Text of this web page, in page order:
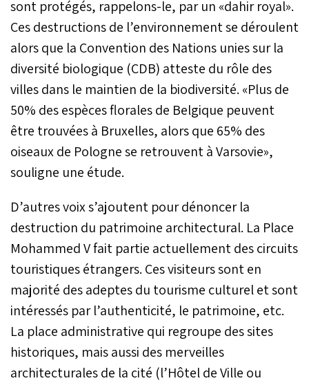
sont protégés, rappelons-le, par un «dahir royal».
Ces destructions de l’environnement se déroulent
alors que la Convention des Nations unies sur la
diversité biologique (CDB) atteste du rôle des
villes dans le maintien de la biodiversité. «Plus de
50% des espèces florales de Belgique peuvent
être trouvées à Bruxelles, alors que 65% des
oiseaux de Pologne se retrouvent à Varsovie»,
souligne une étude.
D’autres voix s’ajoutent pour dénoncer la
destruction du patrimoine architectural. La Place
Mohammed V fait partie actuellement des circuits
touristiques étrangers. Ces visiteurs sont en
majorité des adeptes du tourisme culturel et sont
intéressés par l’authenticité, le patrimoine, etc.
La place administrative qui regroupe des sites
historiques, mais aussi des merveilles
architecturales de la cité (l’Hôtel de Ville ou